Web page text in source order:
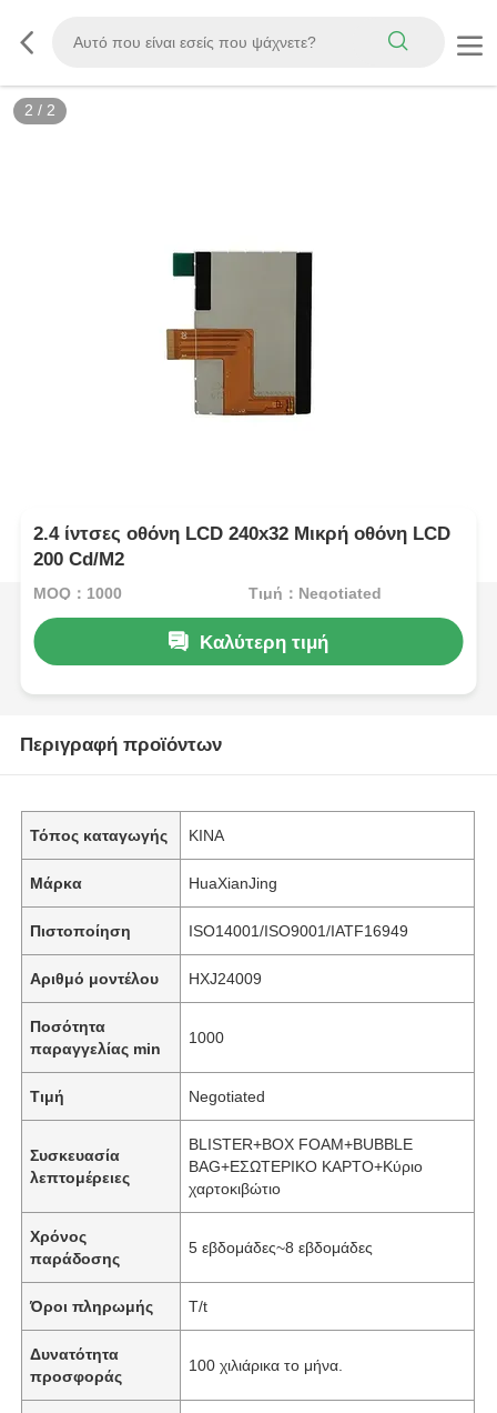
2 / 2
2.4 ίντσες οθόνη LCD 240x32 Μικρή οθόνη LCD
200 Cd/M2
MOQ：1000 Τιμή：Negotiated
Καλύτερη τιμή
Περιγραφή προϊόντων
Τόπος καταγωγής ΚΙΝΑ
Μάρκα HuaXianJing
Πιστοποίηση ISO14001/ISO9001/IATF16949
Αριθμό μοντέλου HXJ24009
Ποσότητα
παραγγελίας min
1000
Τιμή Negotiated
Συσκευασία
λεπτομέρειες
BLISTER+BOX FOAM+BUBBLE
BAG+ΕΣΩΤΕΡΙΚΟ ΚΑΡΤΟ+Κύριο
χαρτοκιβώτιο
Χρόνος
παράδοσης
5 εβδομάδες~8 εβδομάδες
Όροι πληρωμής T/t
Δυνατότητα
προσφοράς
100 χιλιάρικα το μήνα.